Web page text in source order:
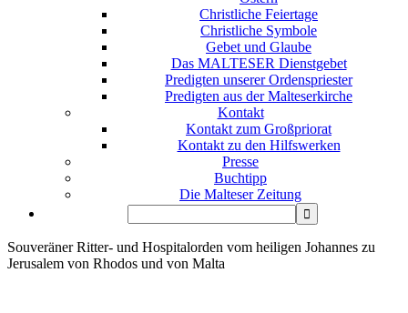
Christliche Feiertage
Christliche Symbole
Gebet und Glaube
Das MALTESER Dienstgebet
Predigten unserer Ordenspriester
Predigten aus der Malteserkirche
Kontakt
Kontakt zum Großpriorat
Kontakt zu den Hilfswerken
Presse
Buchtipp
Die Malteser Zeitung
Souveräner Ritter- und Hospitalorden vom heiligen Johannes zu
Jerusalem von Rhodos und von Malta